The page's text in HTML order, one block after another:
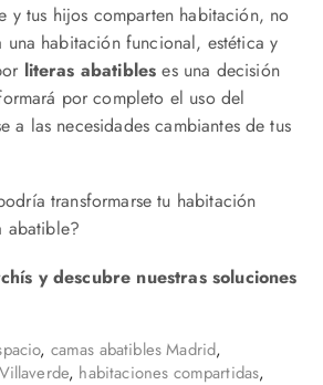
y tus hijos comparten habitación, no
una habitación funcional, estética y
literas abatibles es una decisión
por completo el uso del
a las necesidades cambiantes de tus
transformarse tu habitación
abatible?
y descubre nuestras soluciones
, camas abatibles Madrid,
, habitaciones compartidas,